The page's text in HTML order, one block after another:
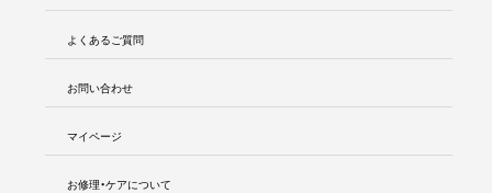
よくあるご質問
お問い合わせ
マイページ
お修理・ケアについて